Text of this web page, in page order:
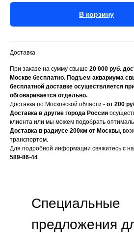
В корзину
Доставка
При заказе на сумму свыше 20 000 руб.
Москве бесплатно. Подъем аквариума
бесплатной доставке осуществляется
обговаривается отдельно.
Доставка по Московской области - от 200
Доставка в другие города России
клиента или мы можем подобрать
Доставка в радиусе 200км от Москвы,
транспортом.
Для подробной информации свяжитесь с
589-86-44
Специальные
предложения